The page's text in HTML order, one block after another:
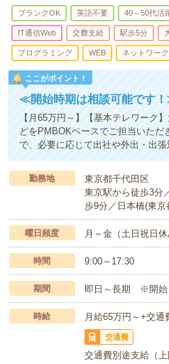
ブランクOK 英語不要 40～50代活
IT通信Web 交費支給 駅歩5分
プログラミング WEB ネットワーク
ここがポイント！
≪開始時期は相談可能です
【月65万円～】【基本テレワーク
どをPMBOKベースでご担当いた
で、必要に応じて出社や外出・出張
勤務地
東京都千代田区
東京駅から徒歩3分
歩9分／日本橋(東
曜日頻度 月～金（土日祝日休
時間 9:00～17:30
期間 即日～長期 ※開始
時給 月給65万円～+交
交通費
交通費別途支給（上